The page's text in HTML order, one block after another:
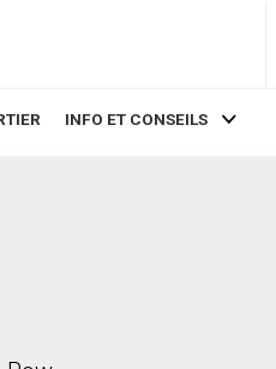
INFO ET CONSEILS